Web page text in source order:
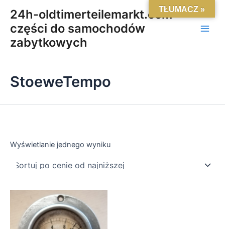
content
24h-oldtimerteilemarkt.com-
części do samochodów
zabytkowych
Main
StoeweTempo
Wyświetlanie jednego wyniku
TŁUMACZ »